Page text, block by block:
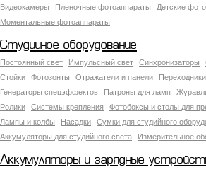
Видеокамеры
Пленочные фотоаппараты
Детские
Моментальные фотоаппараты
Студийное оборудование
Постоянный свет Импульсный свет Синхронизаторы
Стойки
Фотозонты Отражатели и панели
Переходники
Генераторы спецэффектов
Патроны для ламп
Ролики
Системы крепления
Фотобоксы и столы для
Лампы и колбы
Насадки
Сумки для студийного
Аккумуляторы для студийного света
Измерительное
Аккумуляторы и зарядные